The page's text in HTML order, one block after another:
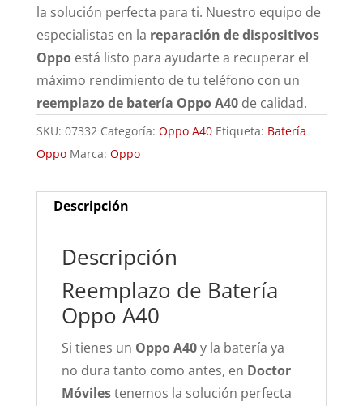
la solución perfecta para ti. Nuestro equipo de
especialistas en la reparación de dispositivos
Oppoestá listo para ayudarte a recuperar el
máximo rendimiento de tu teléfono con un
reemplazo de batería Oppo A40de calidad.
SKU: 07332 Categoría: Oppo A40 Etiqueta: Batería
Oppo Marca: Oppo
Descripción
Descripción
Reemplazo de Batería
Oppo A40
Si tienes un Oppo A40y la batería ya
no dura tanto como antes, en Doctor
Móvilestenemos la solución perfecta